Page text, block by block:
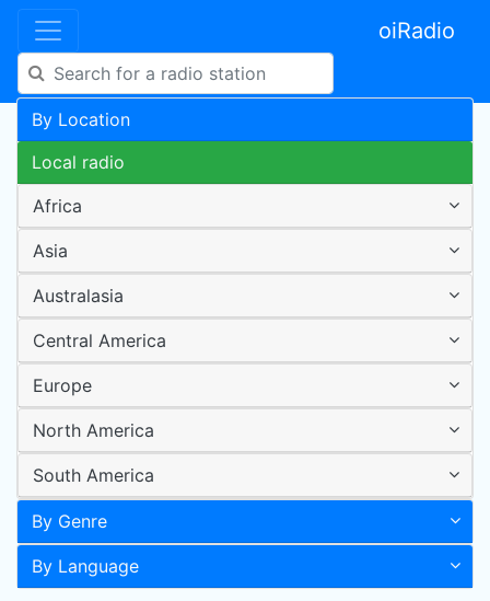
oiRadio
By Location
Local radio
Africa
Asia
Australasia
Central America
Europe
North America
South America
By Genre
By Language